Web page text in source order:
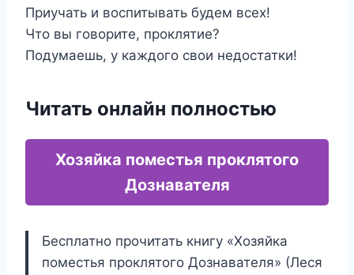
Приучать и воспитывать будем всех!
Что вы говорите, проклятие?
Подумаешь, у каждого свои недостатки!
Читать онлайн полностью
Хозяйка поместья проклятого
Дознавателя
Бесплатно прочитать книгу «Хозяйка
поместья проклятого Дознавателя» (Леся